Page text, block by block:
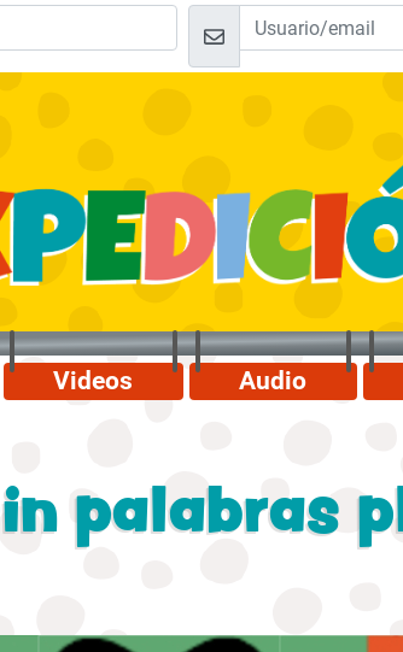
Videos Audio
palabras